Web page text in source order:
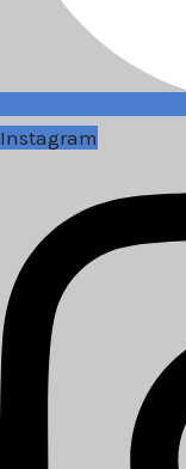
Instagram